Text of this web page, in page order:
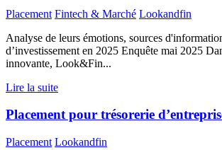
Placement Fintech & Marché Lookandfin
Analyse de leurs émotions, sources
d’investissement en 2025 Enquête mai 2025
innovante, Look&Fin...
Lire la suite
Placement pour trésorerie
Placement Lookandfin